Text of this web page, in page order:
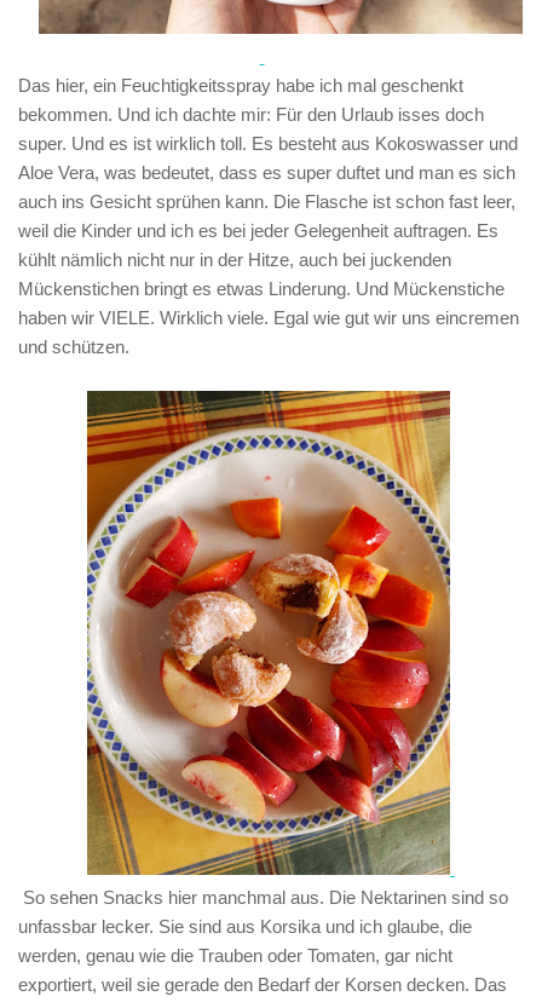
Das hier, ein Feuchtigkeitsspray habe ich mal geschenkt
bekommen. Und ich dachte mir: Für den Urlaub isses doch
super. Und es ist wirklich toll. Es besteht aus Kokoswasser und
Aloe Vera, was bedeutet, dass es super duftet und man es sich
auch ins Gesicht sprühen kann. Die Flasche ist schon fast leer,
weil die Kinder und ich es bei jeder Gelegenheit auftragen. Es
kühlt nämlich nicht nur in der Hitze, auch bei juckenden
Mückenstichen bringt es etwas Linderung. Und Mückenstiche
haben wir VIELE. Wirklich viele. Egal wie gut wir uns eincremen
und schützen.
So sehen Snacks hier manchmal aus. Die Nektarinen sind so
unfassbar lecker. Sie sind aus Korsika und ich glaube, die
werden, genau wie die Trauben oder Tomaten, gar nicht
exportiert, weil sie gerade den Bedarf der Korsen decken. Das